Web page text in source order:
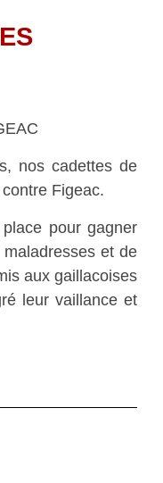
nos cadettes de
Figeac.
pour gagner
et de
aux gaillacoises
leur vaillance et